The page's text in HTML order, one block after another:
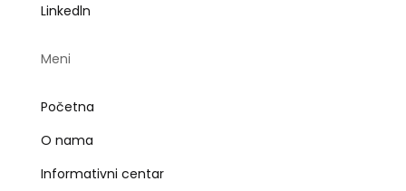
Linkedln
Meni
Početna
O nama
Informativni centar